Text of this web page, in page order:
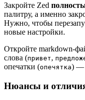
Закройте Zed
палитру, а именно
Нужно, чтобы
новые настройки.
Откройте markdown-
слова (привет,
опечатки (опечятка) —
Нюансы и